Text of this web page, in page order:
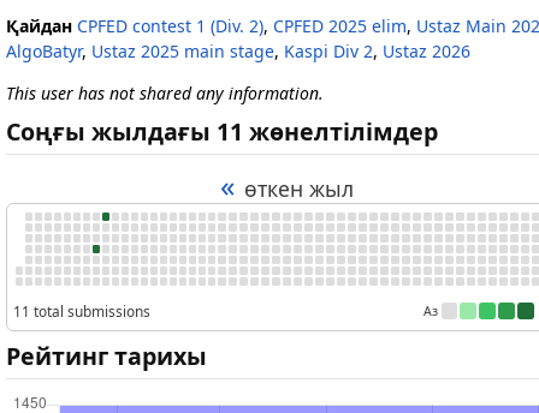
Қайдан CPFED contest 1 (Div. 2), CPFED 2025 elim, Ustaz Main
AlgoBatyr, Ustaz 2025 main stage, Kaspi Div 2, Ustaz 2026
This user has not shared any information.
Соңғы жылдағы 11 жөнелтілімдер
« өткен жыл
11 total submissions Аз
Рейтинг тарихы